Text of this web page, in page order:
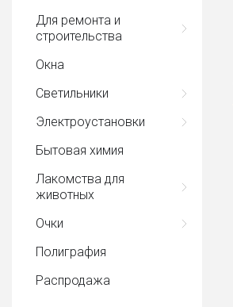
Для ремонта и
строительства
Окна
Светильники
Электроустановки
Бытовая химия
Лакомства для
животных
Очки
Полиграфия
Распродажа